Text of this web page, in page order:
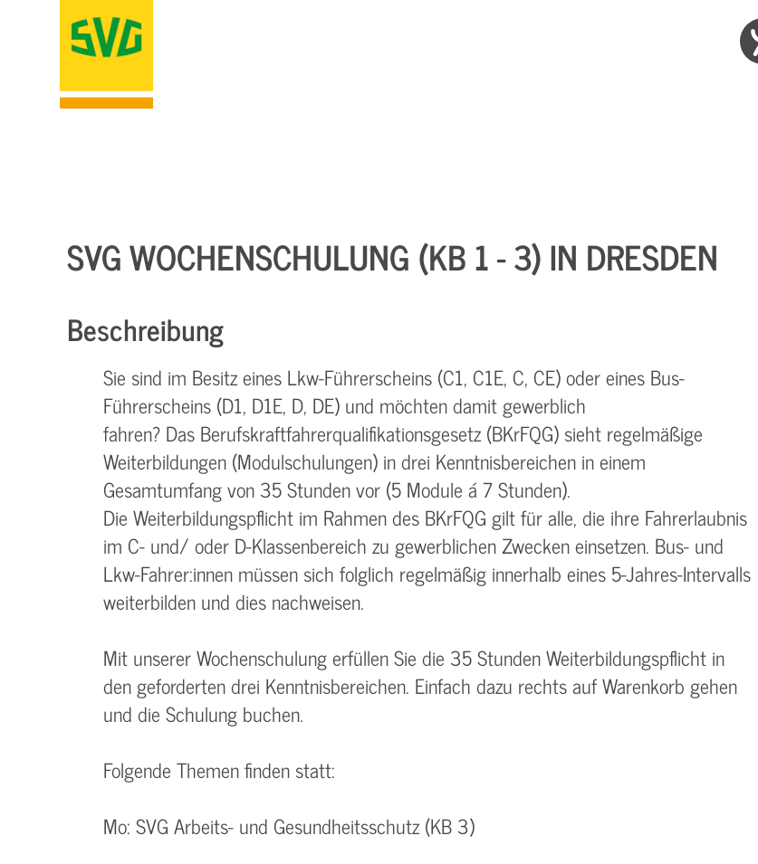
SVG WOCHENSCHULUNG (KB 1 - 3) IN DRESDEN
Beschreibung
Sie sind im Besitz eines Lkw-Führerscheins (C1, C1E, C, CE) oder eines Bus-
Führerscheins (D1, D1E, D, DE) und möchten damit gewerblich
fahren? Das Berufskraftfahrerqualifikationsgesetz (BKrFQG) sieht regelmäßige
Weiterbildungen (Modulschulungen) in drei Kenntnisbereichen in einem
Gesamtumfang von 35 Stunden vor (5 Module á 7 Stunden).
Die Weiterbildungspflicht im Rahmen des BKrFQG gilt für alle, die ihre Fahrerlaubnis
im C- und/ oder D-Klassenbereich zu gewerblichen Zwecken einsetzen. Bus- und
Lkw-Fahrer:innen müssen sich folglich regelmäßig innerhalb eines 5-Jahres-Intervalls
weiterbilden und dies nachweisen.
Mit unserer Wochenschulung erfüllen Sie die 35 Stunden Weiterbildungspflicht in
den geforderten drei Kenntnisbereichen. Einfach dazu rechts auf Warenkorb gehen
und die Schulung buchen.
Folgende Themen finden statt:
Mo: SVG Arbeits- und Gesundheitsschutz (KB 3)